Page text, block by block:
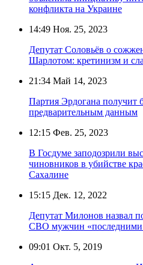
конфликта на Украине
14:49 Ноя. 25, 2023
Депутат Соловьёв о
Шарлотом: кретинизм и
21:34 Май 14, 2023
Партия Эрдогана получит
предварительным данным
12:15 Фев. 25, 2023
В Госдуме заподозрили
чиновников в убийстве
Сахалине
15:15 Дек. 12, 2022
Депутат Милонов назвал
СВО мужчин «последними
09:01 Окт. 5, 2019